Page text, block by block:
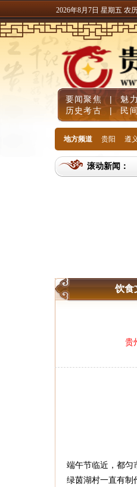
2026年8月7日 星期五 农
要闻聚焦 | 魅
历史考古
| 民
地方频道 贵阳 遵义
滚动新闻：
饮食
贵
端午节临近，都匀
绿茵湖村一直有制